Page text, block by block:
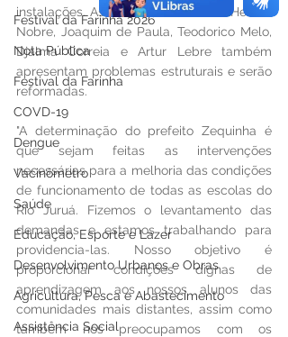
Festival da Farinha 2026
Nota Pública
Festival da Farinha
COVD-19
Dengue
Vacinômetro
Saúde
Educação, Esporte e Lazer
Desenvolvimento Urbanos e Obras
Agricultura, Pesca e Abastecimento
Assistência Social
instalações. As unidades de ensino Helena
Nobre, Joaquim de Paula, Teodorico Melo,
Djalma Correia e Artur Lebre também
apresentam problemas estruturais e serão
reformadas.
"A determinação do prefeito Zequinha é
que sejam feitas as intervenções
necessárias para a melhoria das condições
de funcionamento de todas as escolas do
Rio Juruá. Fizemos o levantamento das
demandas e estamos trabalhando para
providencia-las. Nosso objetivo é
proporcionar condições dignas de
aprendizagem aos nossos alunos das
comunidades mais distantes, assim como
também nos preocupamos com os